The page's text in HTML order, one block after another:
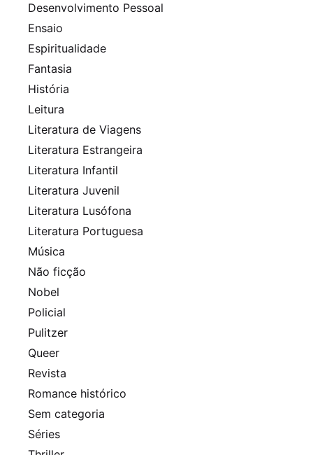
Desenvolvimento Pessoal
Ensaio
Espiritualidade
Fantasia
História
Leitura
Literatura de Viagens
Literatura Estrangeira
Literatura Infantil
Literatura Juvenil
Literatura Lusófona
Literatura Portuguesa
Música
Não ficção
Nobel
Policial
Pulitzer
Queer
Revista
Romance histórico
Sem categoria
Séries